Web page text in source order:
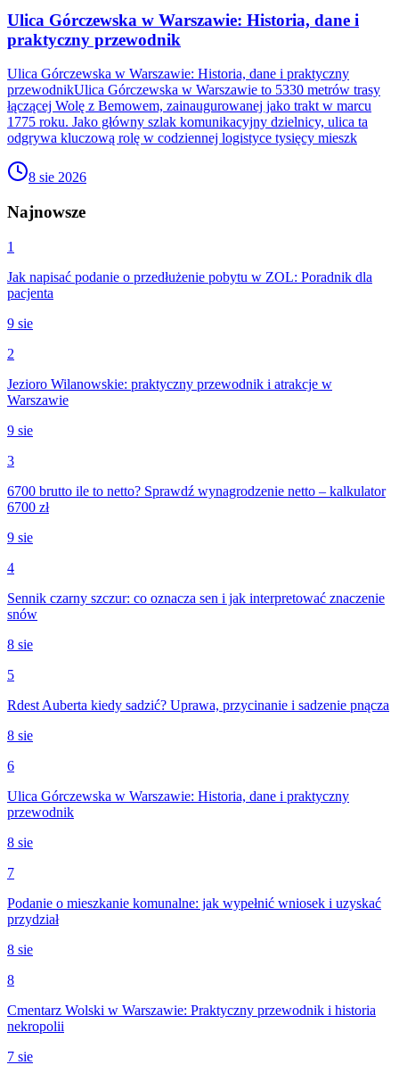
Ulica Górczewska w Warszawie: Historia, dane i
praktyczny przewodnik
Ulica Górczewska w Warszawie: Historia, dane i praktyczny
przewodnikUlica Górczewska w Warszawie to 5330 metrów trasy
łączącej Wolę z Bemowem, zainaugurowanej jako trakt w marcu
1775 roku. Jako główny szlak komunikacyjny dzielnicy, ulica ta
odgrywa kluczową rolę w codziennej logistyce tysięcy mieszk
8 sie 2026
Najnowsze
1
Jak napisać podanie o przedłużenie pobytu w ZOL: Poradnik dla
pacjenta
9 sie
2
Jezioro Wilanowskie: praktyczny przewodnik i atrakcje w
Warszawie
9 sie
3
6700 brutto ile to netto? Sprawdź wynagrodzenie netto – kalkulator
6700 zł
9 sie
4
Sennik czarny szczur: co oznacza sen i jak interpretować znaczenie
snów
8 sie
5
Rdest Auberta kiedy sadzić? Uprawa, przycinanie i sadzenie pnącza
8 sie
6
Ulica Górczewska w Warszawie: Historia, dane i praktyczny
przewodnik
8 sie
7
Podanie o mieszkanie komunalne: jak wypełnić wniosek i uzyskać
przydział
8 sie
8
Cmentarz Wolski w Warszawie: Praktyczny przewodnik i historia
nekropolii
7 sie